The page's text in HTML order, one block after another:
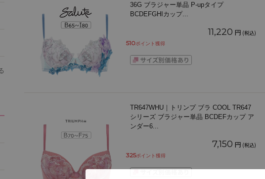
36G ブラジャー単品 P-upタイプ
BCDEFGHIカップ...
11,220 円 (税込)
510ポイント獲得
TR647WHU｜トリンプ ブラ COOL TR647
シリーズ ブラジャー単品 BCDEFカップ ア
ンダー6...
7,150 円 (税込)
325ポイント獲得